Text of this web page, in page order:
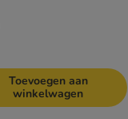
Toevoegen aan
winkelwagen